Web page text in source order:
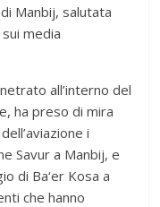
Manbij, salutata
media
all’interno del
ha preso di mira
i
Savur a Manbij, e
di Ba‘er Kosa a
che hanno